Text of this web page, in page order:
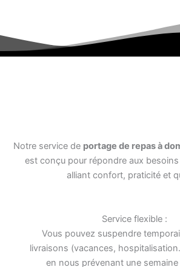
Notre service de portage de repas à
est conçu pour répondre aux
alliant confort, praticité et
Service flexible :
Vous pouvez suspendre
livraisons (vacances,
en nous prévenant une semaine